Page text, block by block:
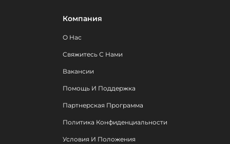
Компания
О Нас
Свяжитесь С Нами
Вакансии
Помощь И Поддержка
Партнерская Программа
Политика Конфиденциальности
Условия И Положения